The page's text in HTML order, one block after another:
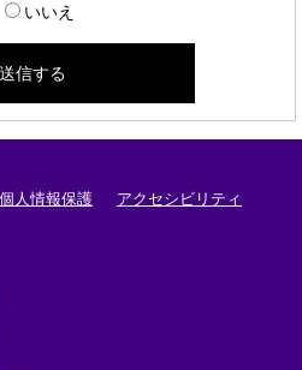
いいえ
個人情報保護 アクセシビリティ